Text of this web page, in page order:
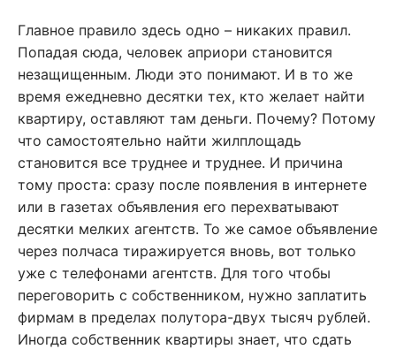
Главное правило здесь одно – никаких правил.
Попадая сюда, человек априори становится
незащищенным. Люди это понимают. И в то же
время ежедневно десятки тех, кто желает найти
квартиру, оставляют там деньги. Почему? Потому
что самостоятельно найти жилплощадь
становится все труднее и труднее. И причина
тому проста: сразу после появления в интернете
или в газетах объявления его перехватывают
десятки мелких агентств. То же самое объявление
через полчаса тиражируется вновь, вот только
уже с телефонами агентств. Для того чтобы
переговорить с собственником, нужно заплатить
фирмам в пределах полутора-двух тысяч рублей.
Иногда собственник квартиры знает, что сдать